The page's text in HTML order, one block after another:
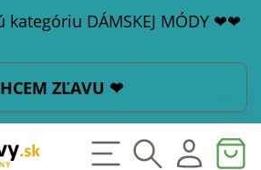
kategóriu DÁMSKEJ MÓDY ❤❤
ZĽAVU ❤